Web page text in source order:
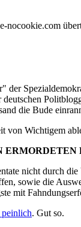
nocookie.com
die Bude
von Wichtigem
nicht durch
sowie die
mit
peinlich. Gut so.